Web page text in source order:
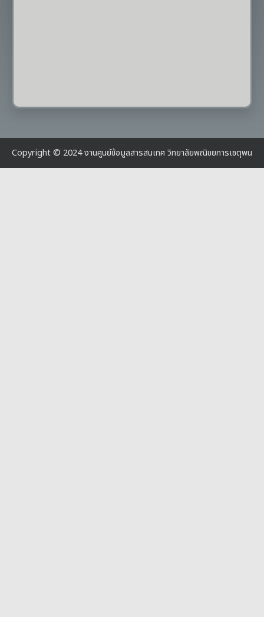
Copyright © 2024 งานศูนย์ข้อมูลสารสนเทศ วิทยาลัยพณิชยการเชตุพน